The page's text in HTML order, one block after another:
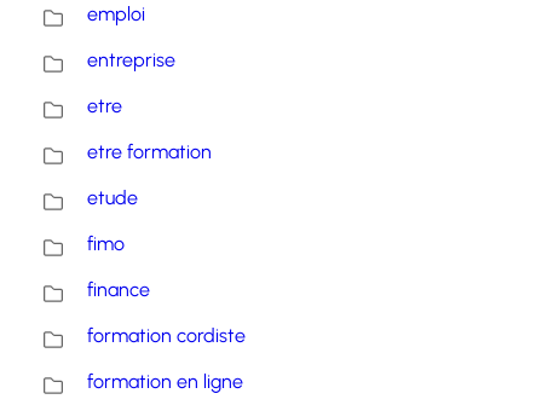
emploi
entreprise
etre
etre formation
etude
fimo
finance
formation cordiste
formation en ligne